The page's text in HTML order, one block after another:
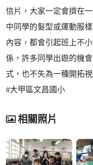
信片，大家一定會擠在
中同學的髮型或運動服
內容，都會引起班上不
係，許多同學出遊的機
式，也不失為一種開拓
#大甲區文昌國小
相關照片